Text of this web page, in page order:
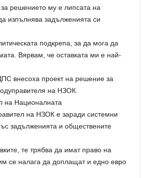
решението му е липсата на
изпълнява задълженията си
подкрепа, за да мога да
Вярвам, че оставката ми е най-
внесоха проект на решение за
на НЗОК.
на Националната
на НЗОК е заради системни
задълженията и обществените
те трябва да имат право на
се налага да доплащат и едно евро